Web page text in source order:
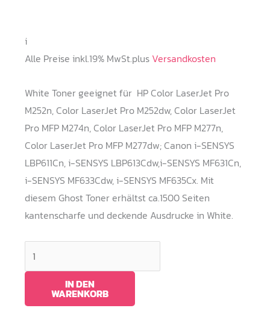
i
Alle Preise inkl.19% MwSt.plusVersandkosten
White Toner geeignet für HP Color LaserJet Pro
M252n, Color LaserJet Pro M252dw, Color LaserJet
Pro MFP M274n, Color LaserJet Pro MFP M277n,
Color LaserJet Pro MFP M277dw; Canon i-SENSYS
LBP611Cn, i-SENSYS LBP613Cdw,i-SENSYS MF631Cn,
i-SENSYS MF633Cdw, i-SENSYS MF635Cx. Mit
diesem Ghost Toner erhältst ca.1500 Seiten
kantenscharfe und deckende Ausdrucke in White.
/
IN DEN
WARENKORB